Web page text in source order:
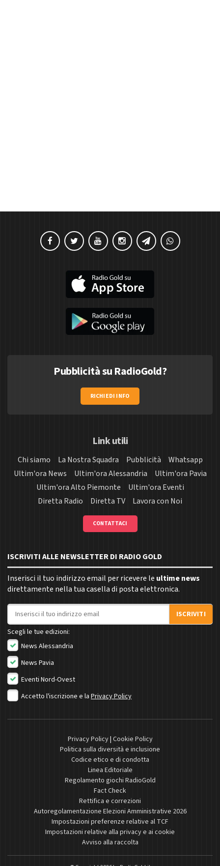
Pubblicità su RadioGold?
RICHIEDI INFO
Link utili
Chi siamo La Nostra Squadra Pubblicità
Whatsapp
Ultim'ora News
Ultim'ora Alessandria
Ultim'ora Pavia
Ultim'ora Alto Piemonte
Ultim'ora Eventi
Diretta Radio
Diretta TV Lavora con Noi
CONTATTACI
ISCRIVITI ALLE NEWSLETTER DI RADIO GOLD
Inserisci il tuo indirizzo email per ricevere le ultime news
direttamente nella tua casella di posta elettronica.
Indirizzo email
ISCRIVITI
Scegli le tue edizioni:
News Alessandria
News Pavia
Eventi Nord-Ovest
Accetto l'iscrizione e la Privacy Policy
Privacy Policy| Cookie Policy
Politica sulla diversità e inclusione
Codice etico e di condotta
Linea Editoriale
Regolamento giochi RadioGold
Fact Check
Rettifica e correzioni
Autoregolamentazione Elezioni Amministrative 2026
Impostazioni preferenze relative al TCF
Impostazioni relative alla privacy e ai cookie
Avviso alla raccolta